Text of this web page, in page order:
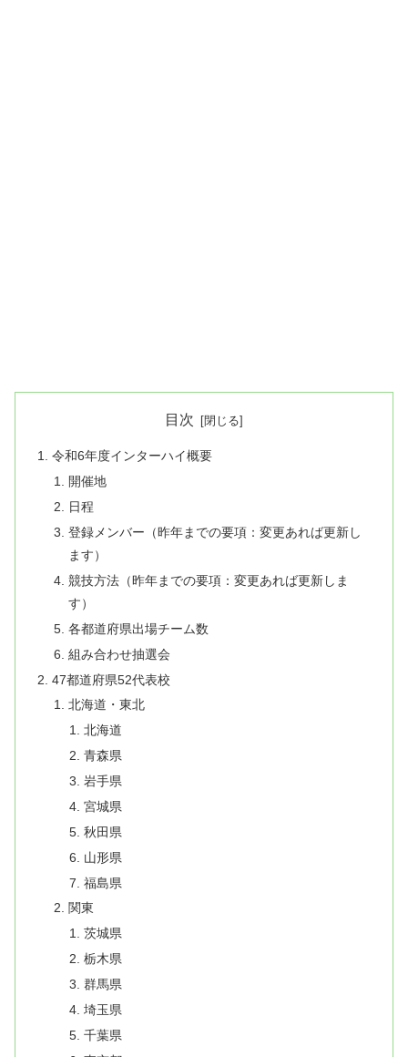
目次
令和6年度インターハイ概要
開催地
日程
登録メンバー（昨年までの要項：変更あれば更新し
ます）
競技方法（昨年までの要項：変更あれば更新しま
す）
各都道府県出場チーム数
組み合わせ抽選会
47都道府県52代表校
北海道・東北
北海道
青森県
岩手県
宮城県
秋田県
山形県
福島県
関東
茨城県
栃木県
群馬県
埼玉県
千葉県